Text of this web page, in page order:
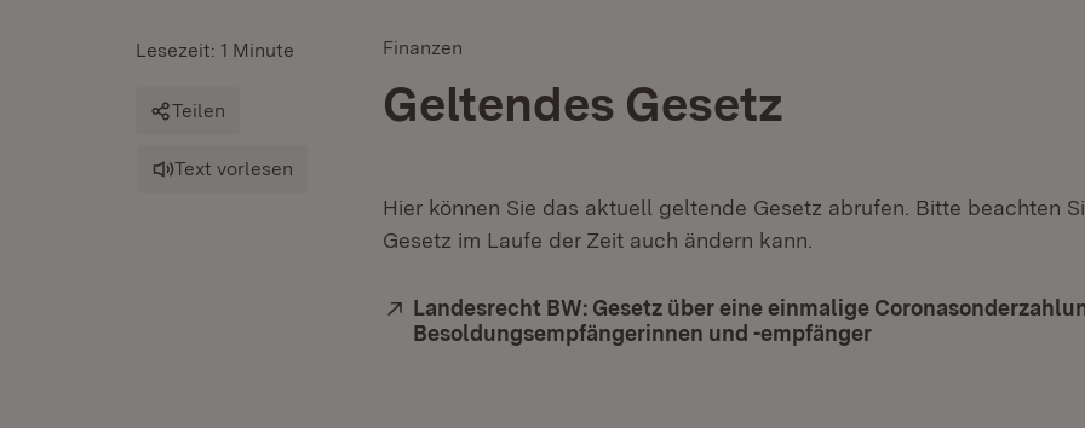
Finanzen
Geltendes Gesetz
Lesezeit: 1 Minute
Teilen
Text vorlesen
Hier können Sie das aktuell geltende Gesetz abrufen. Bitte beachten
Gesetz im Laufe der Zeit auch ändern kann.
Extern:
Landesrecht BW: Gesetz über eine einmalige
Besoldungsempfängerinnen und -empfänger